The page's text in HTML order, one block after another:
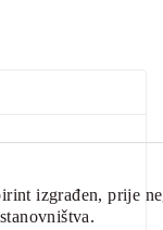
izgrađen, prije